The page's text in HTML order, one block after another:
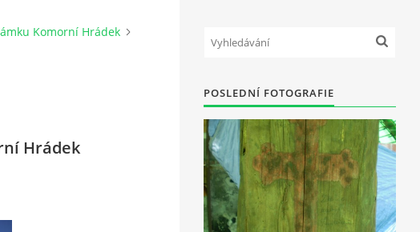
Komorní Hrádek
Hrádek
POSLEDNÍ FOTOGRAFIE